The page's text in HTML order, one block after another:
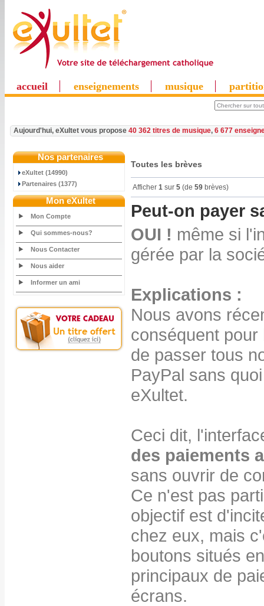
accueil enseignements musique
Aujourd'hui, eXultet vous propose 40 362 titres de musique, 6 677
Nos partenaires
eXultet (14990)
Partenaires (1377)
Mon eXultet
Mon Compte
Qui sommes-nous?
Nous Contacter
Nous aider
Informer un ami
Toutes les brèves
Afficher 1 sur 5 (de 59 brèves)
Peut-on payer
OUI ! même si
gérée par la
Explications :
Nous avons
conséquent
de passer tous
PayPal sans
eXultet.
Ceci dit,
des paiements
sans ouvrir de
Ce n'est pas
objectif est
chez eux, mais
boutons situés
principaux de
écrans.